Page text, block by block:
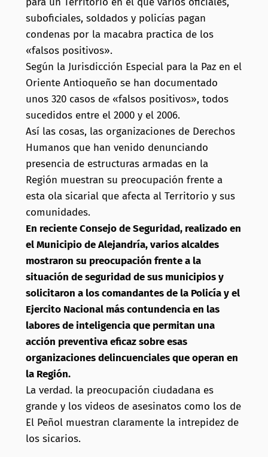
suboficiales, soldados y policías pagan
condenas por la macabra practica de los
«falsos positivos».
Según la Jurisdicción Especial para la Paz en el
Oriente Antioqueño se han documentado
unos 320 casos de «falsos positivos», todos
sucedidos entre el 2000 y el 2006.
Así las cosas, las organizaciones de Derechos
Humanos que han venido denunciando
presencia de estructuras armadas en la
Región muestran su preocupación frente a
esta ola sicarial que afecta al Territorio y sus
comunidades.
En reciente Consejo de Seguridad, realizado en
el Municipio de Alejandría, varios alcaldes
mostraron su preocupación frente a la
situación de seguridad de sus municipios y
solicitaron a los comandantes de la Policía y el
Ejercito Nacional más contundencia en las
labores de inteligencia que permitan una
acción preventiva eficaz sobre esas
organizaciones delincuenciales que operan en
la Región.
La verdad. la preocupación ciudadana es
grande y los videos de asesinatos como los de
El Peñol muestran claramente la intrepidez de
los sicarios.